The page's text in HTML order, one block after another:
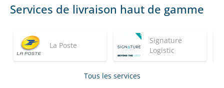
Services de livraison haut de gamme
La Poste
Signature
Logistic
Tous les services